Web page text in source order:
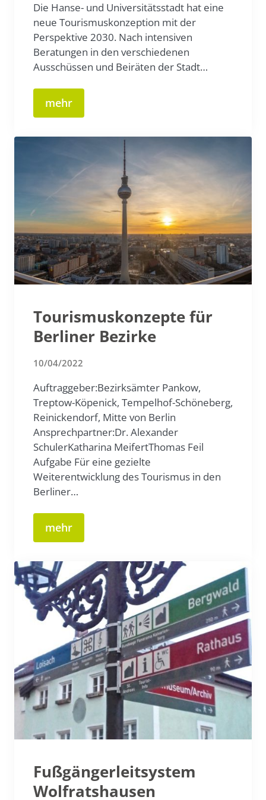
Die Hanse- und Universitätsstadt hat eine
neue Tourismuskonzeption mit der
Perspektive 2030. Nach intensiven
Beratungen in den verschiedenen
Ausschüssen und Beiräten der Stadt…
mehr
Tourismuskonzepte für
Berliner Bezirke
10/04/2022
Auftraggeber:Bezirksämter Pankow,
Treptow-Köpenick, Tempelhof-Schöneberg,
Reinickendorf, Mitte von Berlin
Ansprechpartner:Dr. Alexander
SchulerKatharina MeifertThomas Feil
Aufgabe Für eine gezielte
Weiterentwicklung des Tourismus in den
Berliner…
mehr
Fußgängerleitsystem
Wolfratshausen